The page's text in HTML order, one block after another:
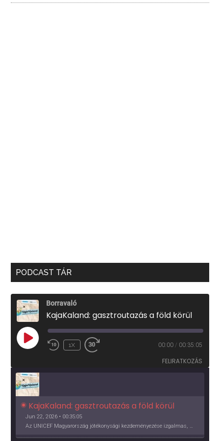
PODCAST TÁR
Borravaló
KajaKaland: gasztroutazás a föld körül
PLAY
EPISODE
1X 00:00 / 00:35:05
FELIRATKOZÁS
KajaKaland: gasztroutazás a föld körül
Jun 22, 2026 • 00:35:05
Az UNICEF Magyarország jótékonysági kezdeményezése izgalmas, egész éves világkörüli ízutazásra hív, igazi családi program és gasztroedukáció, illetve segítség a rászorulóknak is egyben.